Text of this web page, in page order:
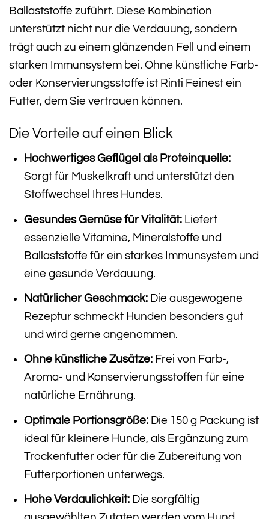
Ballaststoffe zuführt. Diese Kombination
unterstützt nicht nur die Verdauung, sondern
trägt auch zu einem glänzenden Fell und einem
starken Immunsystem bei. Ohne künstliche Farb-
oder Konservierungsstoffe ist Rinti Feinest ein
Futter, dem Sie vertrauen können.
Die Vorteile auf einen Blick
Hochwertiges Geflügel als Proteinquelle:
Sorgt für Muskelkraft und unterstützt den
Stoffwechsel Ihres Hundes.
Gesundes Gemüse für Vitalität:Liefert
essenzielle Vitamine, Mineralstoffe und
Ballaststoffe für ein starkes Immunsystem und
eine gesunde Verdauung.
Natürlicher Geschmack:Die ausgewogene
Rezeptur schmeckt Hunden besonders gut
und wird gerne angenommen.
Ohne künstliche Zusätze:Frei von Farb-,
Aroma- und Konservierungsstoffen für eine
natürliche Ernährung.
Optimale Portionsgröße:Die 150 g Packung ist
ideal für kleinere Hunde, als Ergänzung zum
Trockenfutter oder für die Zubereitung von
Futterportionen unterwegs.
Hohe Verdaulichkeit:Die sorgfältig